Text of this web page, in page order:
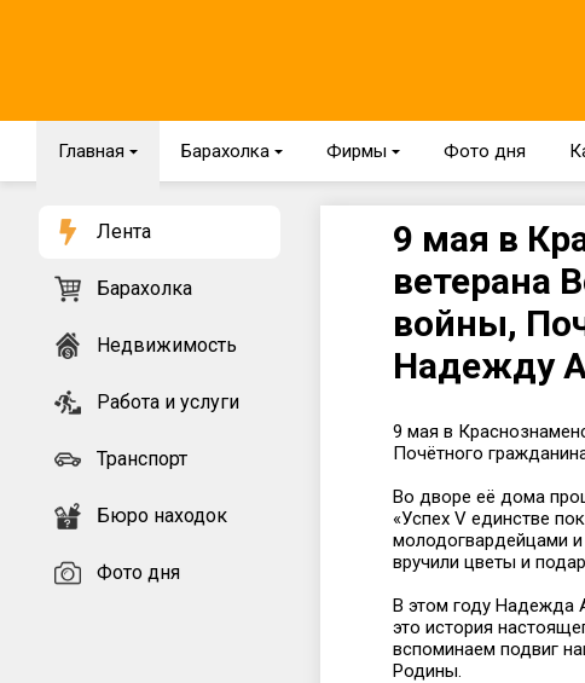
Главная { Барахолка { Фирмы { Фото дня
Лента
Барахолка
Недвижимость
Работа и услуги
Транспорт
Бюро находок
Фото дня
9 мая в
ветерана
войны,
Надежду
9 мая в
Почётного
Во дворе её дома
«Успех V единстве
молодогвардейцами
вручили цветы и
В этом году Надежда
это история
вспоминаем подвиг
Родины.